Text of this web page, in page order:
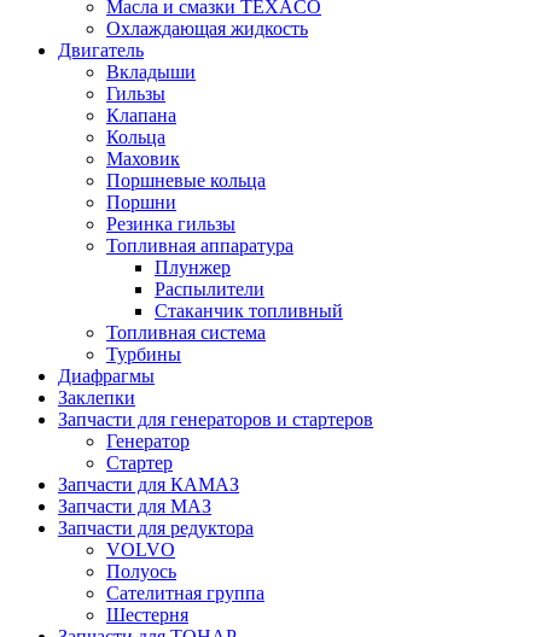
Масла и смазки TEXACO
Охлаждающая жидкость
Двигатель
Вкладыши
Гильзы
Клапана
Кольца
Маховик
Поршневые кольца
Поршни
Резинка гильзы
Топливная аппаратура
Плунжер
Распылители
Стаканчик топливный
Топливная система
Турбины
Диафрагмы
Заклепки
Запчасти для генераторов и стартеров
Генератор
Стартер
Запчасти для КАМАЗ
Запчасти для МАЗ
Запчасти для редуктора
VOLVO
Полуось
Сателитная группа
Шестерня